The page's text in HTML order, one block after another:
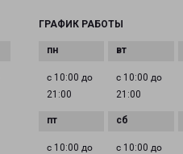
ГРАФИК РАБОТЫ
с 10:00 до
21:00
с 10:00 до
21:00
с 10:00 до
с 10:00 до